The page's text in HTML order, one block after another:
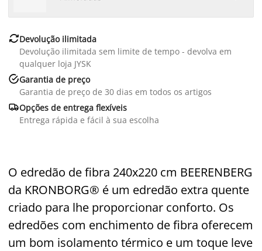
Devolução ilimitada
Devolução ilimitada sem limite de tempo - devolva em
qualquer loja JYSK
Garantia de preço
Garantia de preço de 30 dias em todos os artigos
Opções de entrega flexíveis
Entrega rápida e fácil à sua escolha
O edredão de fibra 240x220 cm BEERENBERG
da KRONBORG® é um edredão extra quente
criado para lhe proporcionar conforto. Os
edredões com enchimento de fibra oferecem
um bom isolamento térmico e um toque leve